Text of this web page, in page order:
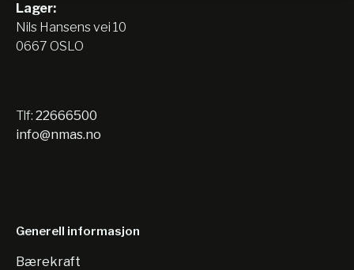
Lager:
Nils Hansens vei 10
0667 OSLO
Tlf: 22666500
info@nmas.no
Generell informasjon
Bærekraft